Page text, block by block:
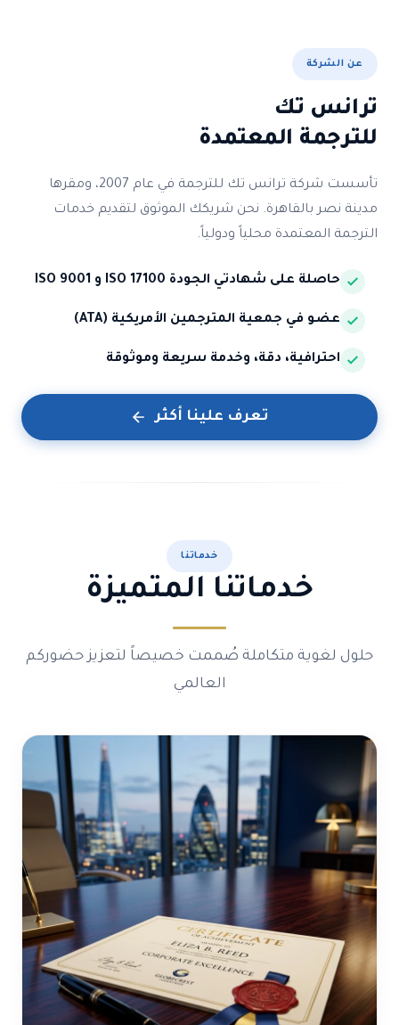
عن الشركة
ترانس تك
للترجمة المعتمدة
تأسست شركة ترانس تك للترجمة في عام 2007، ومقرها
مدينة نصر بالقاهرة. نحن شريكك الموثوق لتقديم خدمات
الترجمة المعتمدة محلياً ودولياً.
حاصلة على شهادتي الجودة ISO 17100 و ISO 9001
عضو في جمعية المترجمين الأمريكية (ATA)
احترافية، دقة، وخدمة سريعة وموثوقة
تعرف علينا أكثر
خدماتنا
خدماتنا المتميزة
حلول لغوية متكاملة صُممت خصيصاً لتعزيز حضوركم
العالمي